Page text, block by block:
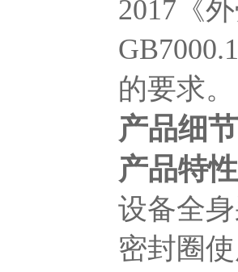
2017《
的要求。
产品细节
产品特性
设备全
密封圈